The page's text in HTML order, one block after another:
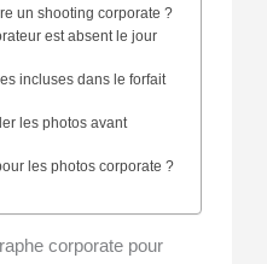
un shooting corporate ?
est absent le jour
incluses dans le forfait
les photos avant
les photos corporate ?
corporate pour